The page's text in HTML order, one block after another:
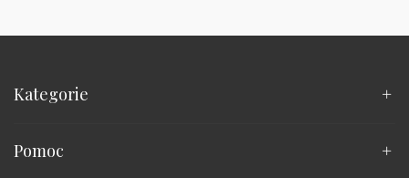
Kategorie
Pomoc